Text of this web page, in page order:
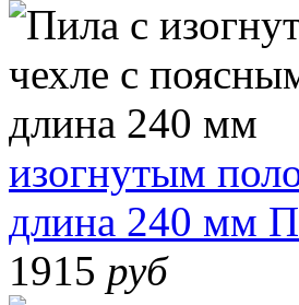
изогнутым
длина 240 мм
1915 руб